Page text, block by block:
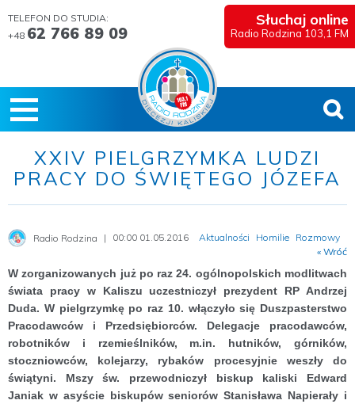
TELEFON DO STUDIA:
+48 62 766 89 09
Słuchaj online
Radio Rodzina 103,1 FM
XXIV PIELGRZYMKA LUDZI
PRACY DO ŚWIĘTEGO JÓZEFA
Radio Rodzina 00:00 01.05.2016 Aktualności Homilie Rozmowy
« Wróć
W zorganizowanych już po raz 24. ogólnopolskich modlitwach
świata pracy w Kaliszu uczestniczył prezydent RP Andrzej
Duda. W pielgrzymkę po raz 10. włączyło się Duszpasterstwo
Pracodawców i Przedsiębiorców. Delegacje pracodawców,
robotników i rzemieślników, m.in. hutników, górników,
stoczniowców, kolejarzy, rybaków procesyjnie weszły do
świątyni. Mszy św. przewodniczył biskup kaliski Edward
Janiak w asyście biskupów seniorów Stanisława Napierały i